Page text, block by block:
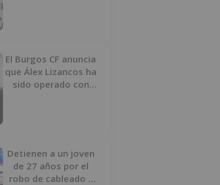
El Burgos CF anuncia
que Álex Lizancos ha
sido operado con
Detienen a un joven
de 27 años por el
robo de cableado y